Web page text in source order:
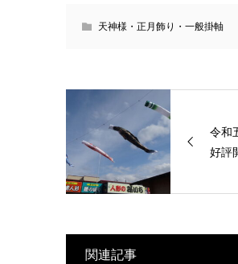
天神様・正月飾り・一般掛軸
令和
好評
関連記事